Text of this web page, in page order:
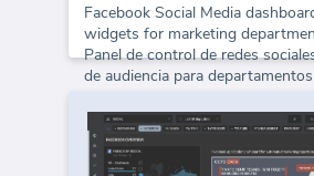
Facebook Social Media
widgets for marketing
Panel de control de redes
de audiencia para